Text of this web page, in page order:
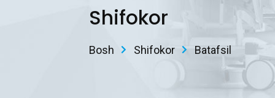
Shifokor
Bosh Shifokor Batafsil